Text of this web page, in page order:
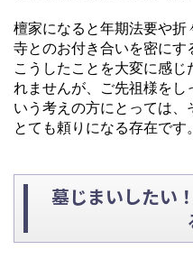
檀家になると年期法要や
寺とのお付き合いを密にす
こうしたことを大変に感
れませんが、ご先祖様をし
いう考えの方にとっては
とても頼りになる存在です。
墓じまいしたい